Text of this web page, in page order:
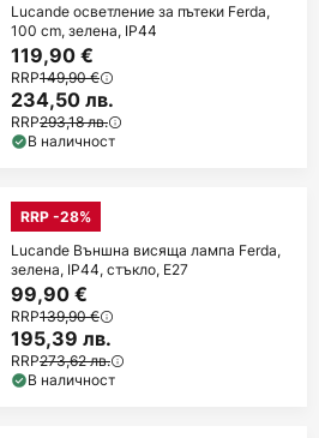
Lucande осветление за пътеки Ferda,
100 cm, зелена, IP44
119,90 €
RRP149,90 €
234,50 лв.
RRP293,18 лв.
В наличност
RRP -28%
Lucande Външна висяща лампа Ferda,
зелена, IP44, стъкло, E27
99,90 €
RRP139,90 €
195,39 лв.
RRP273,62 лв.
В наличност